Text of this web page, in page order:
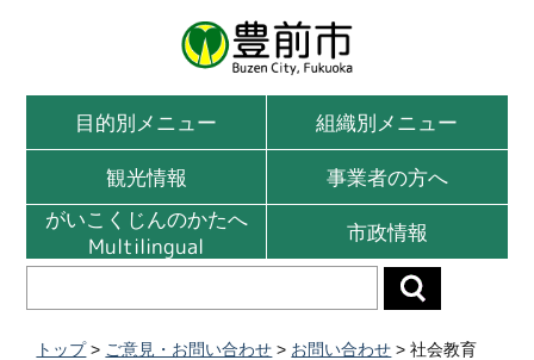
目的別メニュー
組織別メニュー
観光情報
事業者の方へ
がいこくじんのかたへ
Multilingual
市政情報
トップ > ご意見・お問い合わせ > お問い合わせ > 社会教育